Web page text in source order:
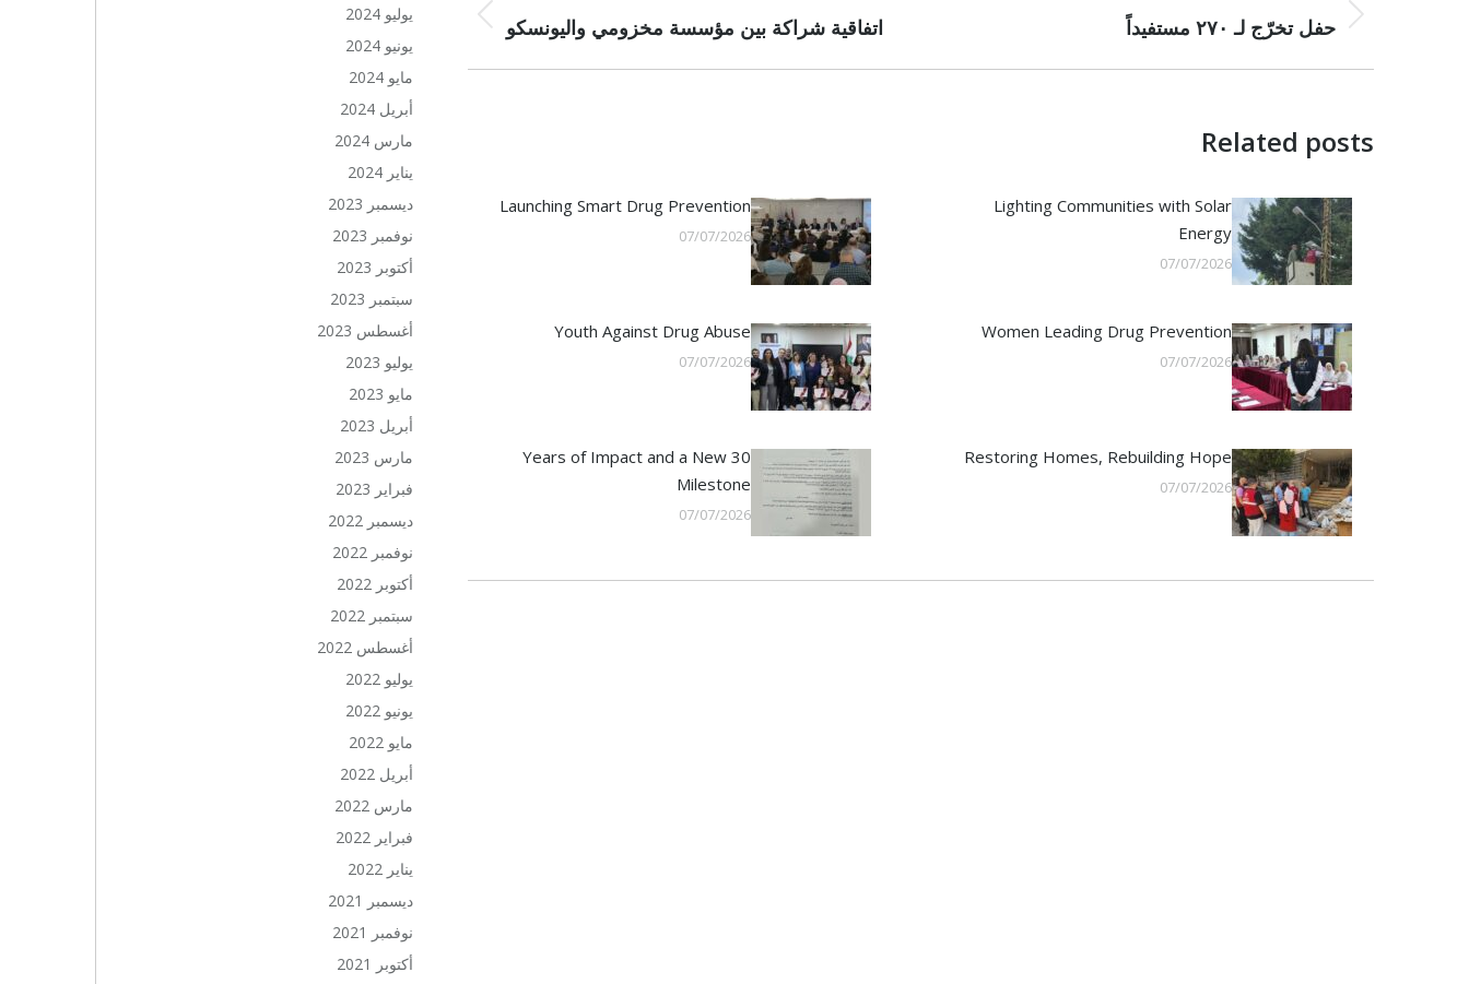
navigation
Previousاتفاقية شراكة بين مؤسسة مخزومي واليونسكو
Next
حفل تخرّج لـ ٢٧٠ مستفيداً
Related posts
Lighting Communities with Solar
Energy
07/07/2026
Launching Smart Drug Prevention
07/07/2026
Women Leading Drug Prevention
07/07/2026
Youth Against Drug Abuse
07/07/2026
Restoring Homes, Rebuilding Hope
07/07/2026
30 Years of Impact and a New
Milestone
07/07/2026
يوليو 2024
يونيو 2024
مايو 2024
أبريل 2024
مارس 2024
يناير 2024
ديسمبر 2023
نوفمبر 2023
أكتوبر 2023
سبتمبر 2023
أغسطس 2023
يوليو 2023
مايو 2023
أبريل 2023
مارس 2023
فبراير 2023
ديسمبر 2022
نوفمبر 2022
أكتوبر 2022
سبتمبر 2022
أغسطس 2022
يوليو 2022
يونيو 2022
مايو 2022
أبريل 2022
مارس 2022
فبراير 2022
يناير 2022
ديسمبر 2021
نوفمبر 2021
أكتوبر 2021